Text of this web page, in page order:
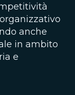
anche
in ambito
e